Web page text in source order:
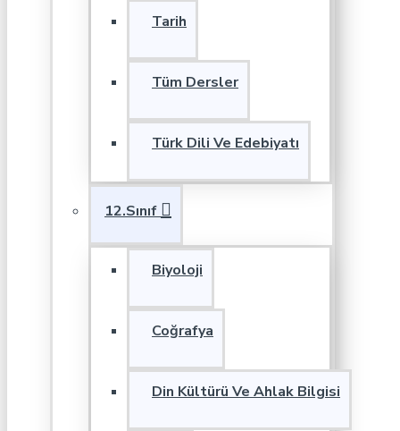
Tarih
Tüm Dersler
Türk Dili Ve Edebiyatı
12.Sınıf
Biyoloji
Coğrafya
Din Kültürü Ve Ahlak Bilgisi